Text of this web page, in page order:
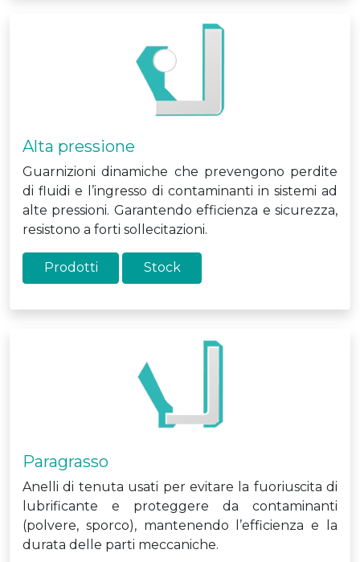
Alta pressione
Guarnizioni dinamiche che prevengono perdite
di fluidi e l’ingresso di contaminanti in sistemi ad
alte pressioni. Garantendo efficienza e sicurezza,
resistono a forti sollecitazioni.
Prodotti Stock
Paragrasso
Anelli di tenuta usati per evitare la fuoriuscita di
lubrificante e proteggere da contaminanti
(polvere, sporco), mantenendo l’efficienza e la
durata delle parti meccaniche.